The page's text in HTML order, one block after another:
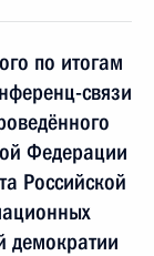
по итогам
связи
Федерации
Российской
демократии